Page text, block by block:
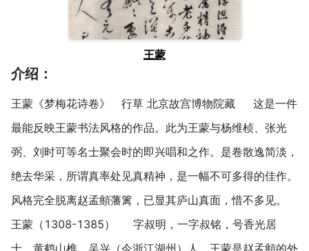
王蒙
介绍：
王蒙《梦梅花诗卷》 行草 北京故宫博物院藏 这是一件
最能反映王蒙书法风格的作品。此为王蒙与杨维桢、张光
弼、刘时可等名士聚会时的即兴唱和之作。是卷散逸简淡，
绝去华采，所谓真率处见真精神，是一幅不可多得的佳作。
风格完全脱离赵孟頫藩篱，已显其庐山真面，惜不多见。
王蒙（1308-1385） 字叔明，一字叔铭，号香光居